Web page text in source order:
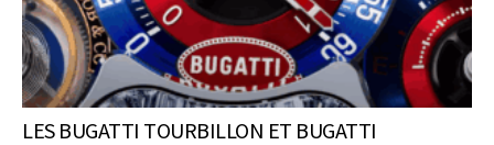
LES BUGATTI TOURBILLON ET BUGATTI